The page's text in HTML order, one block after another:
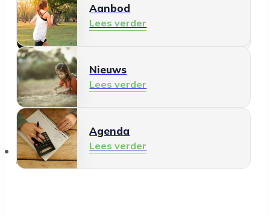
Schermgebruik
Lees verder
Aanbod
Lees verder
Nieuws
Lees verder
Agenda
Lees verder
Over ons